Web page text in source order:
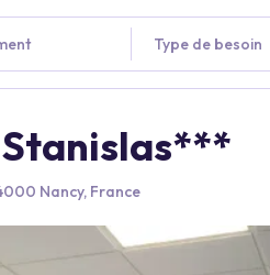
Type de besoin
Stanislas***
Nancy, France